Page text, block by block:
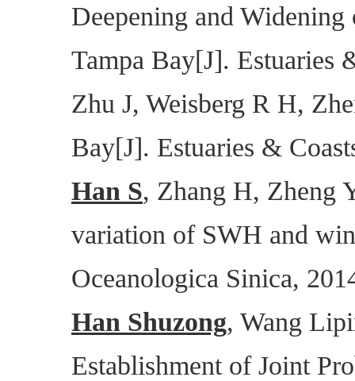
Deepening and
Tampa Bay[J]. Estuaries
Zhu J, Weisberg R H,
Bay[J]. Estuaries &
Han S, Zhang H, Zheng
variation of SWH and
Oceanologica Sinica,
Han Shuzong, Wang
Establishment of Joint